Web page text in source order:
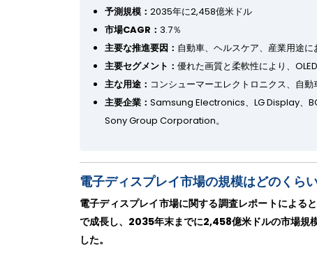
予測規模： 2035年に2,458億米ドル
市場CAGR： 3.7％
主要な推進要因： 自動車、ヘルスケア、産業用途に
主要セグメント： 優れた画質と柔軟性により、
主な用途： コンシューマーエレクトロニクス、自
主要企業： Samsung Electronics、LG Display、
Sony Group Corporation。
電子ディスプレイ市場の規模はどのくら
電子ディスプレイ市場に関する調査レポートによ
で成長し、2035年末までに2,458億米ドルの市場規
した。